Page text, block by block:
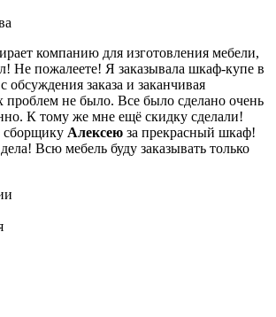
компанию для изготовления мебели,
Не пожалеете! Я заказывала шкаф-купе в
обсуждения заказа и заканчивая
не было. Все было сделано очень
К тому же мне ещё скидку сделали!
сборщику Алексею за прекрасный шкаф!
Всю мебель буду заказывать только